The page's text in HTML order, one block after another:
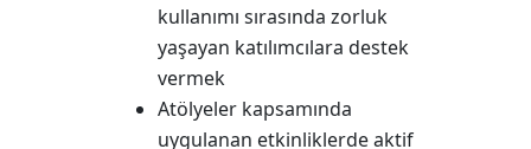
kullanımı sırasında zorluk
yaşayan katılımcılara destek
vermek
Atölyeler kapsamında
uygulanan etkinliklerde aktif